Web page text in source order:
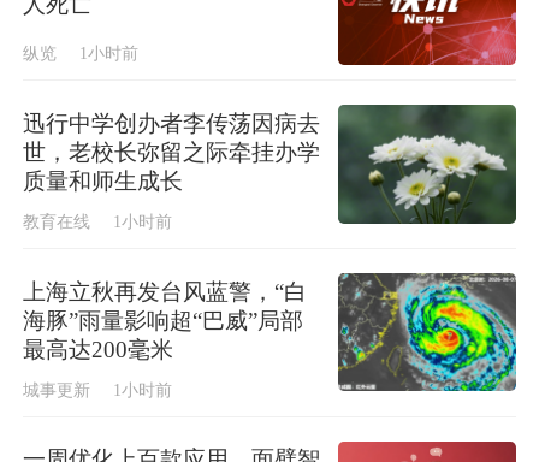
纵览 1小时前
迅行中学创办者李传荡因病去
世，老校长弥留之际牵挂办学
质量和师生成长
教育在线 1小时前
上海立秋再发台风蓝警，“白
海豚”雨量影响超“巴威”局部
最高达200毫米
城事更新 1小时前